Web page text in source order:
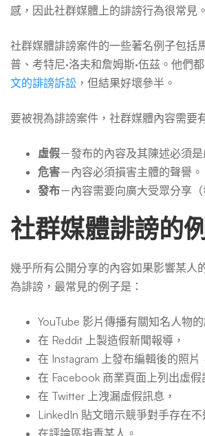
感，因此社群媒體上的誹謗行為很常見。
社群媒體誹謗案件的一些著名例子包括
普、考特尼·洛夫和詹姆斯·伍茲。他們都
文的誹謗訴訟 ，但結果好壞參半。
要被視為誹謗案件，社群媒體內容需要
虛假－發布的內容及其陳述必須是
危害－內容必須損害主體的聲譽。
發布－內容需要向廣大受眾分享（
社群媒體誹謗的
幾乎所有公開分享的內容如果影響某人
為誹謗，最常見的例子是：
YouTube 影片傳播有關知名人物的
在 Reddit 上製造假新聞報導，
在 Instagram 上發布編輯後的照片
在 Facebook 商業頁面上列出虛假
在 Twitter 上洩漏虛假訊息，
LinkedIn 貼文暗示競爭對手存在不